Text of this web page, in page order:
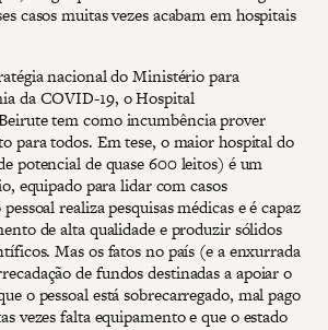
casos muitas vezes acabam em hospitais
nacional do Ministério para
da COVID-19, o Hospital
tem como incumbência prover
para todos. Em tese, o maior hospital do
potencial de quase 600 leitos) é um
equipado para lidar com casos
realiza pesquisas médicas e é capaz
de alta qualidade e produzir sólidos
Mas os fatos no país (e a enxurrada
de fundos destinadas a apoiar o
o pessoal está sobrecarregado, mal pago
vezes falta equipamento e que o estado